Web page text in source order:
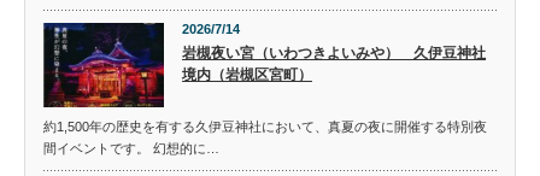
2026/7/14
岩槻夜い宮（いわつきよいみや） 久伊豆神社
境内（岩槻区宮町）
約1,500年の歴史を有する久伊豆神社において、真夏の夜に開催する特別夜
間イベントです。 幻想的に…